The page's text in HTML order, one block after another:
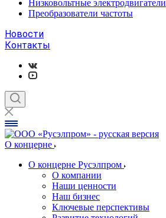
Низковольтные электродвигатели
Преобразователи частоты
Новости
Контакты
О концерне
О концерне Русэлпром
О компании
Наши ценности
Наш бизнес
Ключевые перспективы